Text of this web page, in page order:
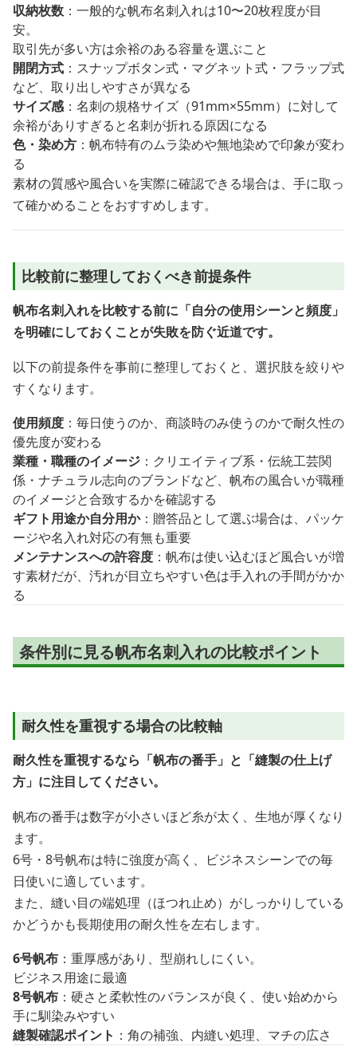
収納枚数 ：一般的な帆布名刺入れは10〜20枚程度が目
安。
取引先が多い方は余裕のある容量を選ぶこと
開閉方式 ：スナップボタン式・マグネット式・フラップ式
など、取り出しやすさが異なる
サイズ感：名刺の規格サイズ（91mm×55mm）に対して
余裕がありすぎると名刺が折れる原因になる
色・染め方 ：帆布特有のムラ染めや無地染めで印象が変わ
る
素材の質感や風合いを実際に確認できる場合は、手に取っ
て確かめることをおすすめします。
比較前に整理しておくべき前提条件
帆布名刺入れを比較する前に「自分の使用シーンと頻度」
を明確にしておくことが失敗を防ぐ近道です。
以下の前提条件を事前に整理しておくと、選択肢を絞りや
すくなります。
使用頻度 ：毎日使うのか、商談時のみ使うのかで耐久性の
優先度が変わる
業種・職種のイメージ ：クリエイティブ系・伝統工芸関
係・ナチュラル志向のブランドなど、帆布の風合いが職種
のイメージと合致するかを確認する
ギフト用途か自分用か：贈答品として選ぶ場合は、パッケ
ージや名入れ対応の有無も重要
メンテナンスへの許容度 ：帆布は使い込むほど風合いが増
す素材だが、汚れが目立ちやすい色は手入れの手間がかか
る
条件別に見る帆布名刺入れの比較ポイント
耐久性を重視する場合の比較軸
耐久性を重視するなら「帆布の番手」と「縫製の仕上げ
方」に注目してください。
帆布の番手は数字が小さいほど糸が太く、生地が厚くなり
ます。
6号・8号帆布は特に強度が高く、ビジネスシーンでの毎
日使いに適しています。
また、縫い目の端処理（ほつれ止め）がしっかりしている
かどうかも長期使用の耐久性を左右します。
6号帆布 ：重厚感があり、型崩れしにくい。
ビジネス用途に最適
8号帆布 ：硬さと柔軟性のバランスが良く、使い始めから
手に馴染みやすい
縫製確認ポイント ：角の補強、内縫い処理、マチの広さ